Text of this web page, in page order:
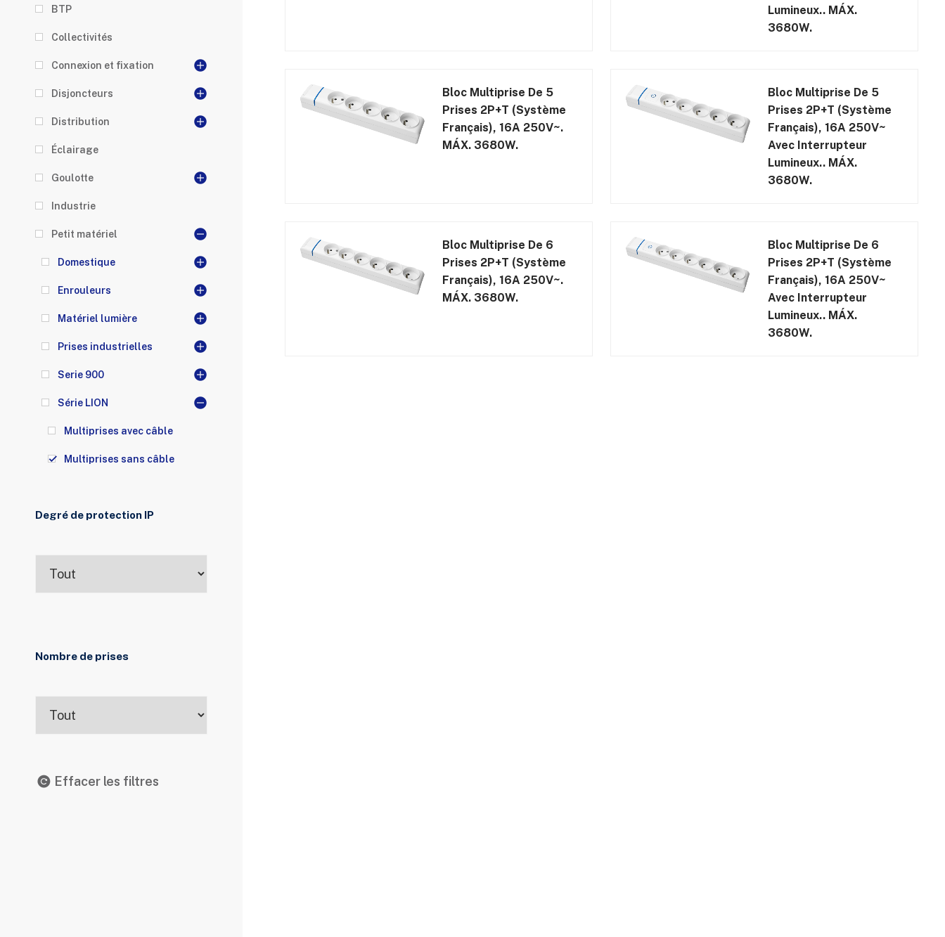
BTP
Collectivités
Connexion et fixation
Disjoncteurs
Distribution
Éclairage
Goulotte
Industrie
Petit matériel
Domestique
Enrouleurs
Matériel lumière
Prises industrielles
Serie 900
Série LION
Multiprises avec câble
Multiprises sans câble
Degré de protection IP
Nombre de prises
Effacer les filtres
Lumineux.. MÁX.
3680W.
Bloc Multiprise De 5
Prises 2P+T (système
Français), 16A 250V~.
MÁX. 3680W.
Bloc Multiprise De 5
Prises 2P+T (système
Français), 16A 250V~
Avec Interrupteur
Lumineux.. MÁX.
3680W.
Bloc Multiprise De 6
Prises 2P+T (système
Français), 16A 250V~.
MÁX. 3680W.
Bloc Multiprise De 6
Prises 2P+T (système
Français), 16A 250V~
Avec Interrupteur
Lumineux.. MÁX.
3680W.